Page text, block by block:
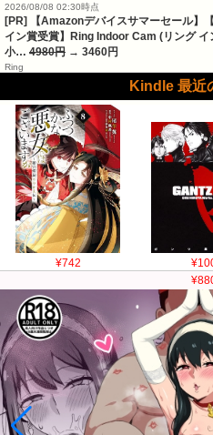
2026/08/08 02:30時点
[PR] 【Amazonデバイスサマーセール】
イン賞受賞】Ring Indoor Cam (リング
小… 4980円 → 3460円
Ring
Kindle 最近
¥742